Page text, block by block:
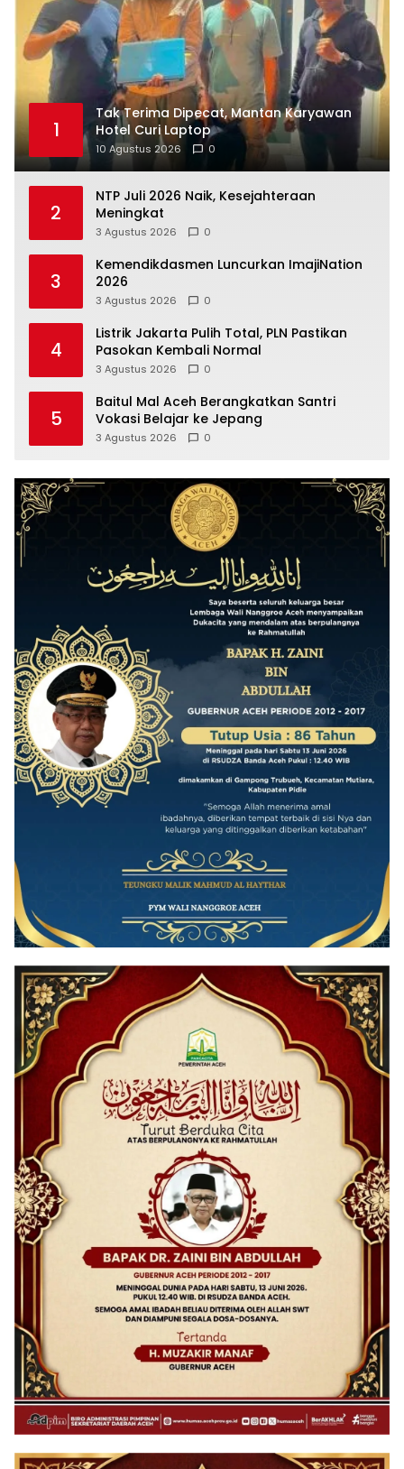
1
Tak Terima Dipecat, Mantan Karyawan
Hotel Curi Laptop
10 Agustus 2026 0
2
NTP Juli 2026 Naik, Kesejahteraan
Meningkat
3 Agustus 2026 0
3
Kemendikdasmen Luncurkan ImajiNation
2026
3 Agustus 2026 0
4
Listrik Jakarta Pulih Total, PLN Pastikan
Pasokan Kembali Normal
3 Agustus 2026 0
5
Baitul Mal Aceh Berangkatkan Santri
Vokasi Belajar ke Jepang
3 Agustus 2026 0